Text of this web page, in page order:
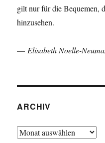
gilt nur für die Bequemen,
hinzusehen.
— Elisabeth Noelle-
ARCHIV
Archiv